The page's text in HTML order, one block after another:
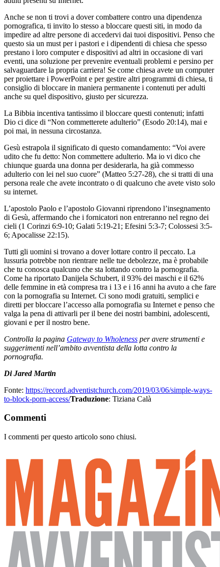
Anche se non ti trovi a dover combattere contro una dipendenza
pornografica, ti invito lo stesso a bloccare questi siti, in modo da
impedire ad altre persone di accedervi dai tuoi dispositivi. Penso che
questo sia un must per i pastori e i dipendenti di chiesa che spesso
prestano i loro computer e dispositivi ad altri in occasione di vari
eventi, una soluzione per prevenire eventuali problemi e persino per
salvaguardare la propria carriera! Se come chiesa avete un computer
per proiettare i PowerPoint e per gestire altri programmi di chiesa, ti
consiglio di bloccare in maniera permanente i contenuti per adulti
anche su quel dispositivo, giusto per sicurezza.
La Bibbia incentiva tantissimo il bloccare questi contenuti; infatti
Dio ci dice di “Non commetterete adulterio” (Esodo 20:14), mai e
poi mai, in nessuna circostanza.
Gesù estrapola il significato di questo comandamento: “Voi avere
udito che fu detto: Non commettere adulterio. Ma io vi dico che
chiunque guarda una donna per desiderarla, ha già commesso
adulterio con lei nel suo cuore” (Matteo 5:27-28), che si tratti di una
persona reale che avete incontrato o di qualcuno che avete visto solo
su internet.
L’apostolo Paolo e l’apostolo Giovanni riprendono l’insegnamento
di Gesù, affermando che i fornicatori non entreranno nel regno dei
cieli (1 Corinzi 6:9-10; Galati 5:19-21; Efesini 5:3-7; Colossesi 3:5-
6; Apocalisse 22:15).
Tutti gli uomini si trovano a dover lottare contro il peccato. La
lussuria potrebbe non rientrare nelle tue debolezze, ma è probabile
che tu conosca qualcuno che sta lottando contro la pornografia.
Come ha riportato Danijela Schubert, il 93% dei maschi e il 62%
delle femmine in età compresa tra i 13 e i 16 anni ha avuto a che fare
con la pornografia su Internet. Ci sono modi gratuiti, semplici e
diretti per bloccare l’accesso alla pornografia su Internet e penso che
valga la pena di attivarli per il bene dei nostri bambini, adolescenti,
giovani e per il nostro bene.
Controlla la pagina Gateway to Wholeness per avere strumenti e
suggerimenti nell’ambito avventista della lotta contro la
pornografia.
Di Jared Martin
Fonte: https://record.adventistchurch.com/2019/03/06/simple-ways-
to-block-porn-access/Traduzione: Tiziana Calà
Commenti
I commenti per questo articolo sono chiusi.